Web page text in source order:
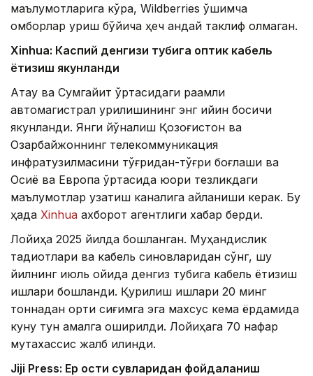
маълумотларига кўра, Wildberries қўшимча
омборлар қуриш бўйича ҳеч қандай таклиф олмаган.
Xinhuа: Каспий денгизи тубига оптик кабель
ётқизиш якунланди
Ақтау ва Сумгайит ўртасидаги рақамли
автомагистрал қурилишининг энг қийин босқичи
якунланди. Янги йўналиш Қозоғистон ва
Озарбайжоннинг телекоммуникация
инфратузилмасини тўғридан-тўғри боғлаши ва
Осиё ва Европа ўртасида юқори тезликдаги
маълумотлар узатиш каналига айланиши керак. Бу
ҳақда Xinhua ахборот агентлиги хабар берди.
Лойиҳа 2025 йилда бошланган. Муҳандислик
тадқиқотлари ва кабель синовларидан сўнг, шу
йилнинг июль ойида денгиз тубига кабель ётқизиш
ишлари бошланди. Қурилиш ишлари 20 минг
тоннадан ортиқ сиғимга эга махсус кема ёрдамида
куну тун амалга оширилди. Лойиҳага 70 нафар
мутахассис жалб қилинди.
Jiji Press: Ер ости сувларидан фойдаланиш